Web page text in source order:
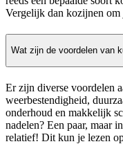
Vergelijk dan kozijnen om
Wat zijn de voordelen van
Er zijn diverse voordelen
weerbestendigheid,
onderhoud en makkelijk
nadelen? Een paar, maar
relatief! Dit kun je lezen